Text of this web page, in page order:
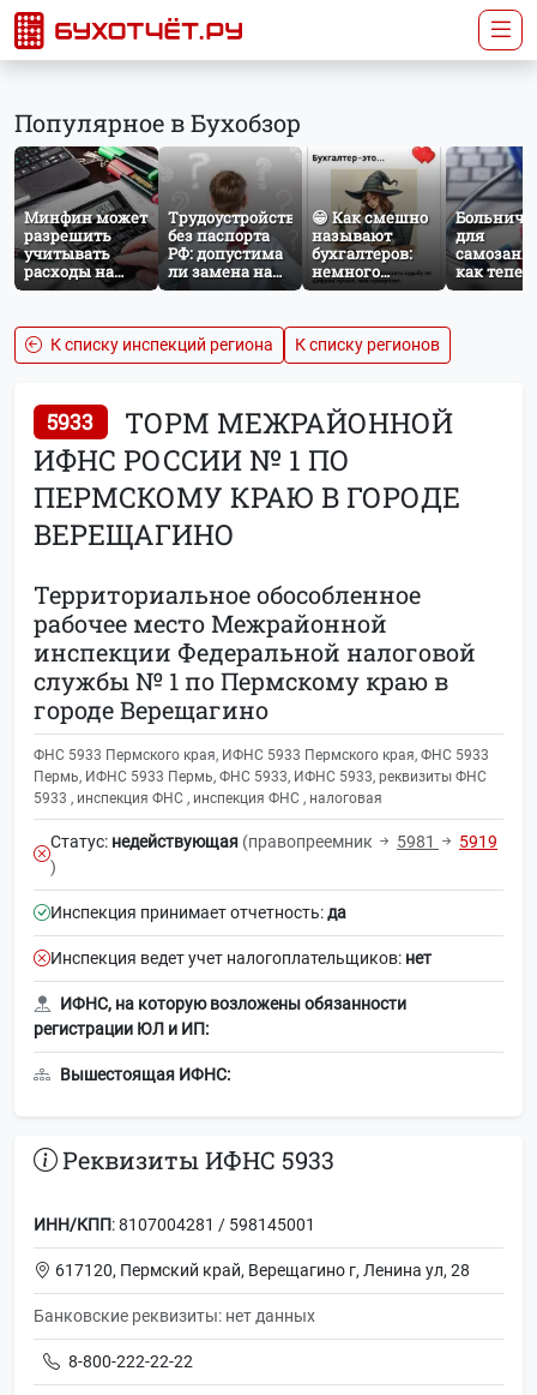
Популярное в Бухобзор
Минфин может
разрешить
учитывать
расходы на
защиту от
расчёте налога
на прибыль
Трудоустройство
без паспорта
РФ: допустима
ли замена на
загранпаспорт?
😁 Как смешно
называют
бухгалтеров:
немного
профессионального
для
как
работает
К списку инспекций региона К списку регионов
5933
ТОРМ МЕЖРАЙОННОЙ
ИФНС РОССИИ № 1 ПО
ПЕРМСКОМУ КРАЮ В ГОРОДЕ
ВЕРЕЩАГИНО
Территориальное обособленное
рабочее место Межрайонной
инспекции Федеральной налоговой
службы № 1 по Пермскому краю в
городе Верещагино
ФНС 5933 Пермского края, ИФНС 5933 Пермского края, ФНС 5933
Пермь, ИФНС 5933 Пермь, ФНС 5933, ИФНС 5933, реквизиты ФНС
5933 , инспекция ФНС , инспекция ФНС , налоговая
Статус: недействующая (правопреемник 5981
5919
)
Инспекция принимает отчетность:да
Инспекция ведет учет налогоплательщиков: нет
ИФНС, на которую возложены обязанности
регистрации ЮЛ и ИП:
Вышестоящая ИФНС:
Реквизиты ИФНС 5933
ИНН/КПП: 8107004281 / 598145001
617120, Пермский край, Верещагино г, Ленина ул, 28
Банковские реквизиты: нет данных
8-800-222-22-22